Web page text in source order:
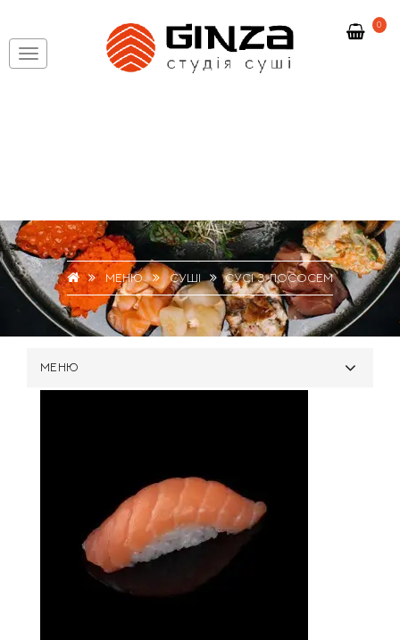
0
МЕНЮ СУШІ СУСІ З ЛОСОСЕМ
МЕНЮ